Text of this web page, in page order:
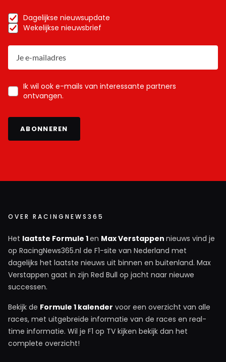
Dagelijkse nieuwsupdate
Wekelijkse nieuwsbrief
Ik wil ook e-mails van interessante partners
ontvangen.
ABONNEREN
OVER RACINGNEWS365
Het laatste Formule 1en Max Verstappen nieuws vind je
op RacingNews365.nl de F1-site van Nederland met
dagelijks het laatste nieuws uit binnen en buitenland. Max
Verstappen gaat in zijn Red Bull op jacht naar nieuwe
successen.
Bekijk de Formule 1 kalender voor een overzicht van alle
races, met uitgebreide informatie van de races en real-
time informatie. Wil je F1 op TV kijken bekijk dan het
complete overzicht!